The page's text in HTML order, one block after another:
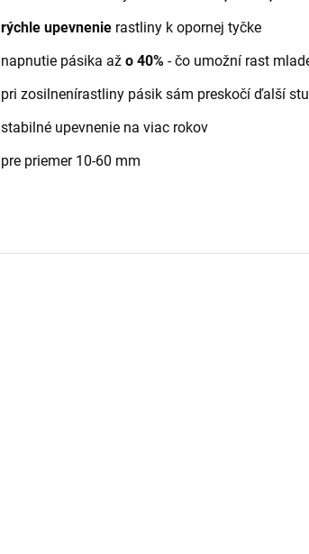
rýchle upevnenie rastliny k opornej tyčke
napnutie pásika až o 40% - čo umožní rast
pri zosilnenírastliny pásik sám preskočí ďalší
stabilné upevnenie na viac rokov
pre priemer 10-60 mm